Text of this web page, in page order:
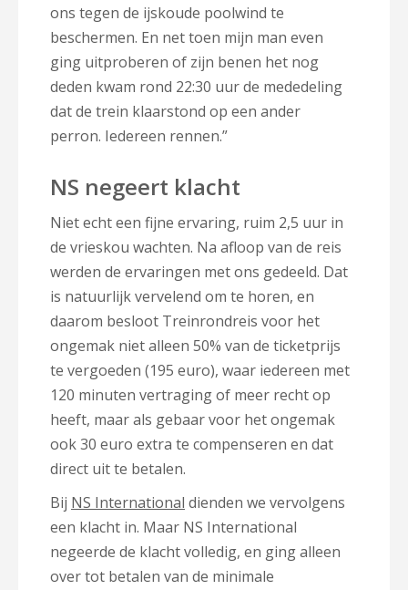
ons tegen de ijskoude poolwind te
beschermen. En net toen mijn man even
ging uitproberen of zijn benen het nog
deden kwam rond 22:30 uur de mededeling
dat de trein klaarstond op een ander
perron. Iedereen rennen.”
NS negeert klacht
Niet echt een fijne ervaring, ruim 2,5 uur in
de vrieskou wachten. Na afloop van de reis
werden de ervaringen met ons gedeeld. Dat
is natuurlijk vervelend om te horen, en
daarom besloot Treinrondreis voor het
ongemak niet alleen 50% van de ticketprijs
te vergoeden (195 euro), waar iedereen met
120 minuten vertraging of meer recht op
heeft, maar als gebaar voor het ongemak
ook 30 euro extra te compenseren en dat
direct uit te betalen.
Bij NS International dienden we vervolgens
een klacht in. Maar NS International
negeerde de klacht volledig, en ging alleen
over tot betalen van de minimale